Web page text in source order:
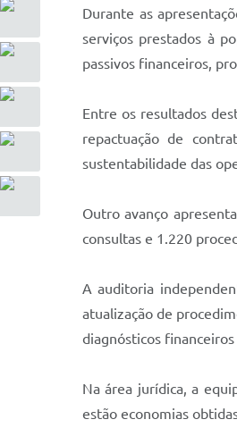
Durante as
serviços prestados à
passivos financeiros,
Entre os resultados
repactuação de
sustentabilidade das
Outro avanço
consultas e 1.220
A auditoria
atualização de
diagnósticos
Na área jurídica, a
estão economias